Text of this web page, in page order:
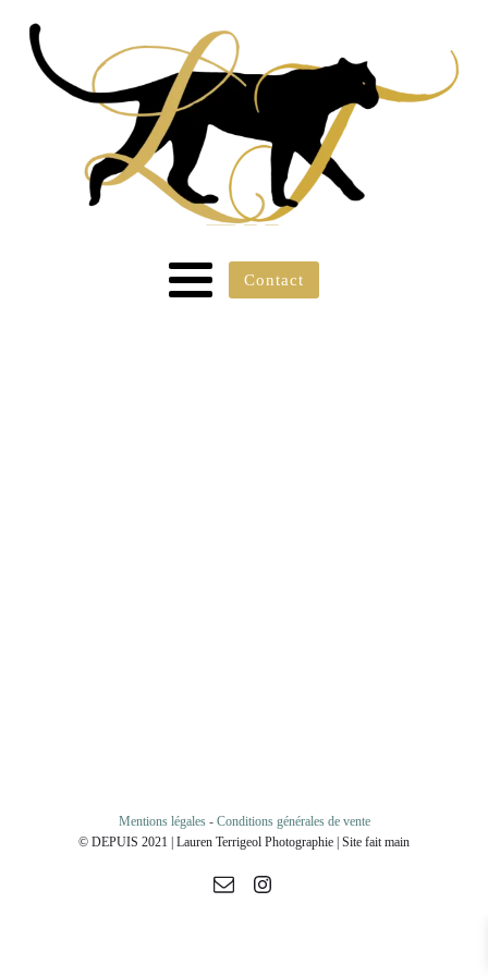
Contact
Mentions légales- Conditions générales de vente
© DEPUIS 2021 | Lauren Terrigeol Photographie | Site fait main